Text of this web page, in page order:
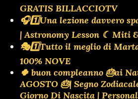
GRATIS BILLACCIOTV
🎧1️⃣Una lezione davvero
| Astronomy Lesson ☾ Miti
🎭1️⃣Tutto il meglio di
100% NOVE
🍀 buon compleanno 🎂ai
AGOSTO 🎂| Segno
Giorno Di Nascita |